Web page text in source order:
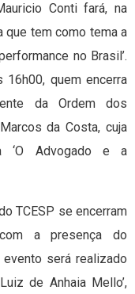
Conti fará, na
que tem como tema a
no Brasil’.
quem encerra
da Ordem dos
da Costa, cuja
Advogado e a
TCESP se encerram
a presença do
evento será realizado
de Anhaia Mello’,